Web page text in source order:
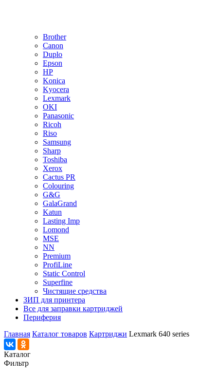
Brother
Canon
Duplo
Epson
HP
Konica
Kyocera
Lexmark
OKI
Panasonic
Ricoh
Riso
Samsung
Sharp
Toshiba
Xerox
Cactus PR
Colouring
G&G
GalaGrand
Katun
Lasting Imp
Lomond
MSE
NN
Premium
ProfiLine
Static Control
Superfine
Чистящие средства
ЗИП для принтера
Все для заправки картриджей
Периферия
Главная Каталог товаров Картриджи Lexmark 640 series
Каталог
Фильтр